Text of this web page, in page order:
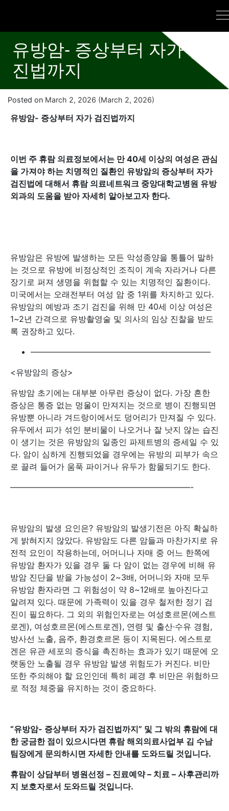
유방암- 증상부터 자가 검
진법까지
Posted on March 2, 2026 (March 2, 2026)
유방암- 증상부터 자가 검진법까지
이번 주 휴람 의료정보에서는 만 40세 이상의 여성은 관심
을 가져야 하는 치명적인 질환인 유방암의 증상부터 자가
검진법에 대해서 휴람 의료네트워크 중앙대학교병원 유방
외과의 도움을 받아 자세히 알아보고자 한다.
유방암은 유방에 발생하는 모든 악성종양을 통틀어 말하
는 것으로 유방에 비정상적인 조직이 계속 자라거나 다른
장기로 퍼져 생명을 위협할 수 있는 치명적인 질환이다.
미국에서는 오래전부터 여성 암 중 1위를 차지하고 있다.
유방암의 예방과 조기 검진을 위해 만 40세 이상 여성은
1~2년 간격으로 유방촬영술 및 의사의 임상 진찰을 받도
록 권장하고 있다.
——————————————————————
<유방암의 증상>
유방암 초기에는 대부분 아무런 증상이 없다. 가장 흔한
증상은 통증 없는 멍울이 만져지는 것으로 병이 진행되면
유방뿐 아니라 겨드랑이에서도 덩어리가 만져질 수 있다.
유두에서 피가 섞인 분비물이 나오거나 잘 낫지 않는 습진
이 생기는 것은 유방암의 일종인 파제트병의 증세일 수 있
다. 암이 심하게 진행되었을 경우에는 유방의 피부가 속으
로 끌려 들어가 움푹 파이거나 유두가 함몰되기도 한다.
——————————————————————-
유방암의 발생 요인은? 유방암의 발생기전은 아직 확실하
게 밝혀지지 않았다. 유방암도 다른 암들과 마찬가지로 유
전적 요인이 작용하는데, 어머니나 자매 중 어느 한쪽에
유방암 환자가 있을 경우 둘 다 암이 없는 경우에 비해 유
방암 진단을 받을 가능성이 2~3배, 어머니와 자매 모두
유방암 환자라면 그 위험성이 약 8~12배로 높아진다고
알려져 있다. 때문에 가족력이 있을 경우 철저한 정기 검
진이 필요하다. 그 외의 위험인자로는 여성호르몬(에스트
로겐), 여성호르몬(에스트로겐), 연령 및 출산·수유 경험,
방사선 노출, 음주, 환경호르몬 등이 지목된다. 에스트로
겐은 유관 세포의 증식을 촉진하는 효과가 있기 때문에 오
랫동안 노출될 경우 유방암 발생 위험도가 커진다. 비만
또한 주의해야 할 요인인데 특히 폐경 후 비만은 위험하므
로 적정 체중을 유지하는 것이 중요하다.
“유방암- 증상부터 자가 검진법까지” 및 그 밖의 휴람에 대
한 궁금한 점이 있으시다면 휴람 해외의료사업부 김 수남
팀장에게 문의하시면 자세한 안내를 도와드릴 것입니다.
휴람이 상담부터 병원선정 – 진료예약 – 치료 – 사후관리까
지 보호자로서 도와드릴 것입니다.